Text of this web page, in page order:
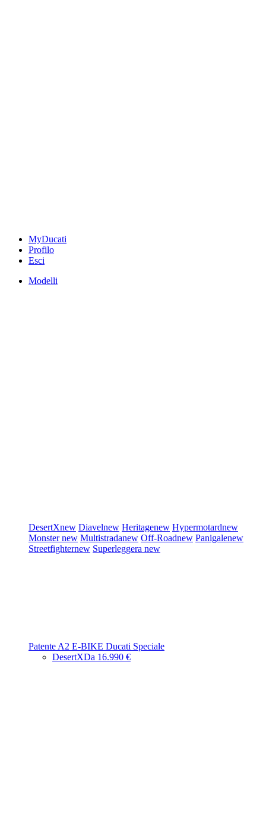
MyDucati
Profilo
Esci
Modelli
DesertXnew Diavelnew Heritagenew Hypermotardnew
Monsternew Multistradanew Off-Roadnew Panigalenew
Streetfighternew Superleggera new
Patente A2 E-BIKE Ducati Speciale
DesertXDa 16.990 €